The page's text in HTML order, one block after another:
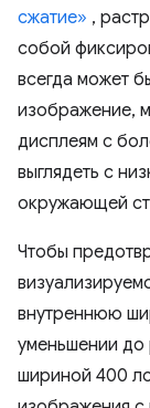
сжатие» ,
собой
всегда может
изображение,
дисплеям с
выглядеть с
окружающей
Чтобы
внутреннюю
уменьшении до
шириной 400